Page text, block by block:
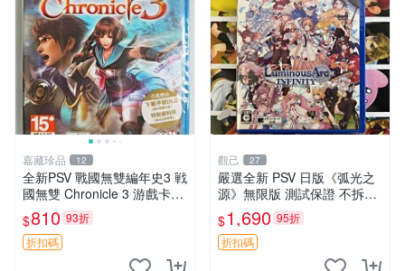
嘉藏珍品 12
全新PSV 戰國無雙編年史3 戦
國無雙 Chronicle 3 游戲卡帶
日文 【原裝正版 實體游戲卡
帶】 【港版日文】 【全新未
開封，拆封後不支持退
$810 93折
折扣碼
觀己 27
嚴選全新 PSV 日版《弧光之
源》無限版 測試保證 不拆封
直出 動作遊戲 PSP 弧光之源
行動遊戲 測試版
$1,690 95折
折扣碼